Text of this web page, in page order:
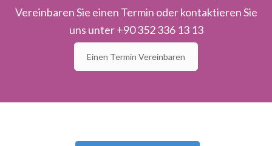
Vereinbaren Sie einen Termin oder kontaktieren Sie
uns unter +90 352 336 13 13
Einen Termin Vereinbaren